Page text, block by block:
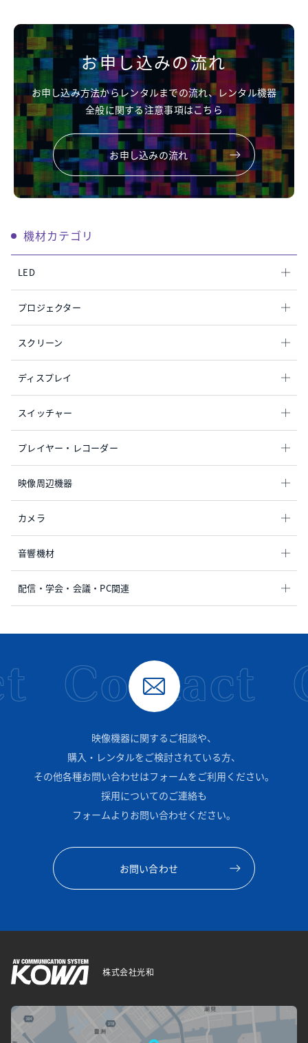
機材カテゴリ
LED
プロジェクター
スクリーン
ディスプレイ
スイッチャー
プレイヤー・レコーダー
映像周辺機器
カメラ
音響機材
配信・学会・会議・PC関連
お申し込みの流れ
お申し込み方法からレンタルまでの流れ、レンタル機器
全般に関する注意事項はこちら
お申し込みの流れ
Contact
映像機器に関するご相談や、
購入・レンタルをご検討されている方、
その他各種お問い合わせはフォームをご利用ください。
採用についてのご連絡も
フォームよりお問い合わせください。
お問い合わせ
株式会社光和